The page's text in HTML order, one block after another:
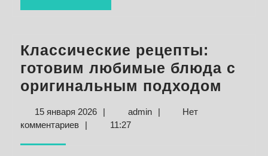
Классические рецепты:
готовим любимые блюда с
оригинальным подходом
15 января 202615
января
| adminadmin
|
Нет
комментариев
| 11:27